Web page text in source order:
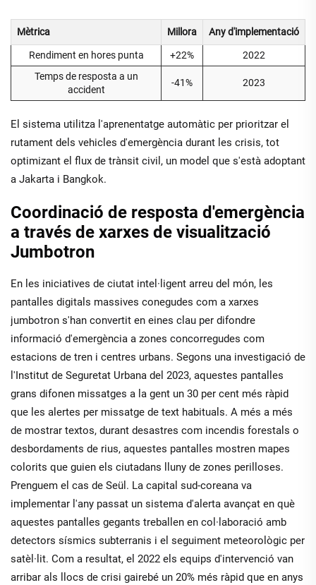
Mètrica Millora Any d'implementació
Rendiment en hores punta +22%
2022
Temps de resposta a un
accident
-41% 2023
El sistema utilitza l'aprenentatge automàtic per prioritzar el
rutament dels vehicles d'emergència durant les crisis, tot
optimizant el flux de trànsit civil, un model que s'està adoptant
a Jakarta i Bangkok.
Coordinació de resposta d'emergència
a través de xarxes de visualització
Jumbotron
En les iniciatives de ciutat intel·ligent arreu del món, les
pantalles digitals massives conegudes com a xarxes
jumbotron s'han convertit en eines clau per difondre
informació d'emergència a zones concorregudes com
estacions de tren i centres urbans. Segons una investigació de
l'Institut de Seguretat Urbana del 2023, aquestes pantalles
grans difonen missatges a la gent un 30 per cent més ràpid
que les alertes per missatge de text habituals. A més a més
de mostrar textos, durant desastres com incendis forestals o
desbordaments de rius, aquestes pantalles mostren mapes
colorits que guien els ciutadans lluny de zones perilloses.
Prenguem el cas de Seül. La capital sud-coreana va
implementar l'any passat un sistema d'alerta avançat en què
aquestes pantalles gegants treballen en col·laboració amb
detectors sísmics subterranis i el seguiment meteorològic per
satèl·lit. Com a resultat, el 2022 els equips d'intervenció van
arribar als llocs de crisi gairebé un 20% més ràpid que en anys